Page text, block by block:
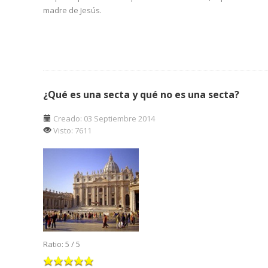
madre de Jesús.
¿Qué es una secta y qué no es una secta?
Creado: 03 Septiembre 2014
Visto: 7611
Ratio: 5 /5